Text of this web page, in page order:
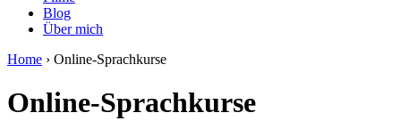
Blog
Über mich
Home › Online-Sprachkurse
Online-Sprachkurse